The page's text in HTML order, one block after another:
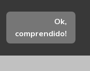
Ok,
comprendido!